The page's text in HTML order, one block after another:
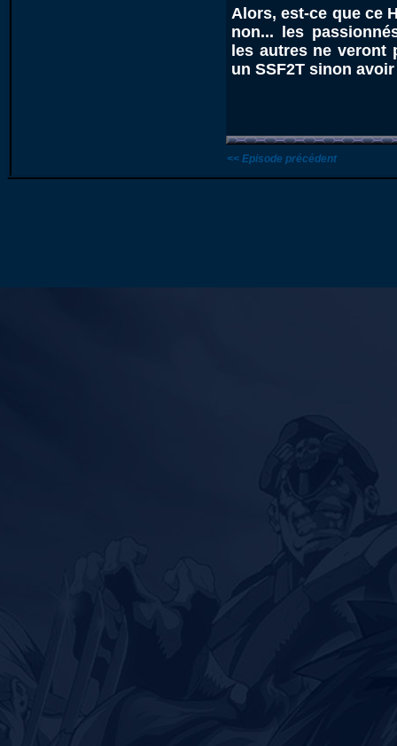
Alors, est-ce que ce
non... les
les autres ne veront
un SSF2T sinon
<< Episode précédent